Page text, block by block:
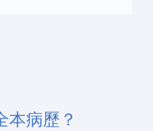
本病歷？